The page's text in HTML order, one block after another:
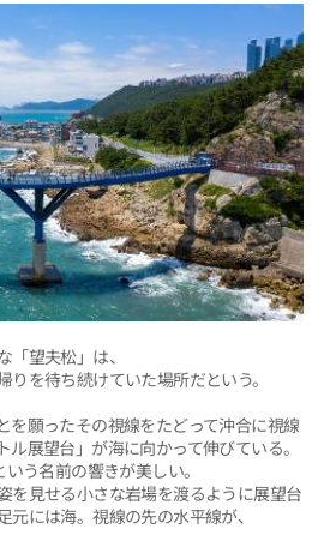
「望夫松」は、
を待ち続けていた場所だという。
を願ったその視線をたどって沖合に視線
展望台」が海に向かって伸びている。
う名前の響きが美しい。
を見せる小さな岩場を渡るように展望台
には海。視線の先の水平線が、